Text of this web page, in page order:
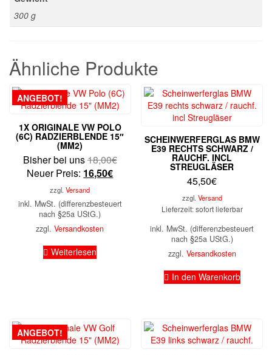
300 g
Ähnliche Produkte
ANGEBOT!
1X ORIGINALE VW POLO
(6C) RADZIERBLENDE 15″
(MM2)
Bisher bei uns18,00€Ursprünglicher
18,00€
Neuer Preis: 16,50€Aktueller
ist:
zzgl.Versand
inkl. MwSt. (differenzbesteuert
nach §25a UStG.)
zzgl.Versandkosten
Weiterlesen
SCHEINWERFERGLAS BMW
E39 RECHTS SCHWARZ /
RAUCHF. INCL
STREUGLÄSER
45,50€
zzgl. Versand
Lieferzeit: sofort lieferbar
inkl. MwSt. (differenzbesteuert
nach §25a UStG.)
zzgl. Versandkosten
In den Warenkorb
ANGEBOT!